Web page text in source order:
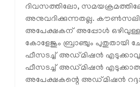
ദിവസത്തിലോ,
അനുവദിക്കുന്നതല്ല.
അപേക്ഷകന് അപ്പോൾ ഒഴിവുള്ള
കോളേജും ബ്രാഞ്ചും പുതുതായി
ഫീസടച്ച് അഡ്മിഷൻ
ഫീസടച്ച് അഡ്മിഷൻ
അപേക്ഷകന്റെ അഡ്മിഷൻ